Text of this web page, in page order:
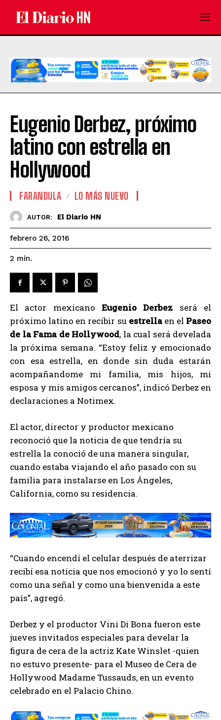
Eugenio Derbez, próximo
latino con estrella en
Hollywood
FARANDULA LO MÁS NUEVO
AUTOR: El Diario HN
febrero 26, 2016
2 min.
El actor mexicano Eugenio Derbez será el
próximo latino en recibir suestrellaen el Paseo
de la Fama de Hollywood, la cual será develada
la próxima semana. “Estoy feliz y emocionado
con esa estrella, en donde sin duda estarán
acompañandome mi familia, mis hijos, mi
esposa y mis amigos cercanos”, indicó Derbez en
declaraciones a Notimex.
El actor, director y productor mexicano
reconoció que la noticia de que tendría su
estrella la conoció de una manera singular,
cuando estaba viajando el año pasado con su
familia para instalarse en Los Ángeles,
California, como su residencia.
“Cuando encendí el celular después de aterrizar
recibí esa noticia que nos emocionó y yo lo sentí
como una señal y como una bienvenida a este
país”, agregó.
Derbez y el productor Vini Di Bona fueron este
jueves invitados especiales para develar la
figura de cera de la actriz Kate Winslet -quien
no estuvo presente- para el Museo de Cera de
Hollywood Madame Tussauds, en un evento
celebrado en el Palacio Chino.